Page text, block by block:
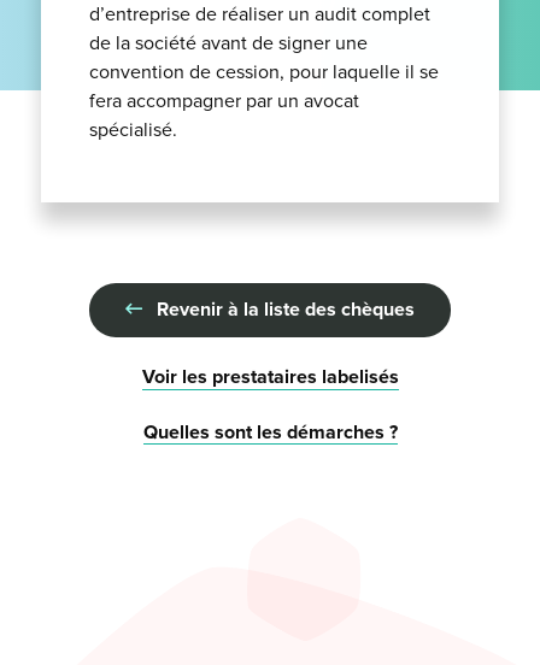
d’entreprise de réaliser un audit complet
de la société avant de signer une
convention de cession, pour laquelle il se
fera accompagner par un avocat
spécialisé.
Revenir à la liste des chèques
Voir les prestataires labelisés
Quelles sont les démarches ?